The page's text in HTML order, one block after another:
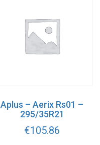
Aplus – Aerix Rs01 –
295/35R21
€105.86